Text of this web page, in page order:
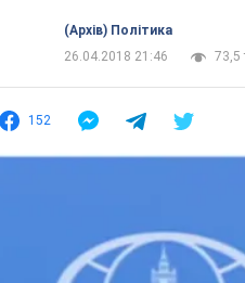
(Архів) Політика
26.04.2018 21:46
73,5
152